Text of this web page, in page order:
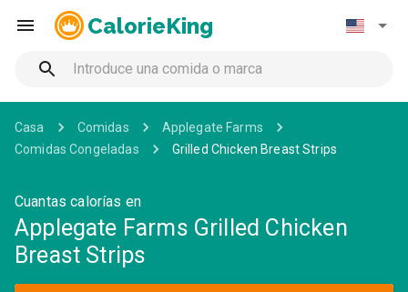
CalorieKing
Casa Comidas
Applegate Farms
Comidas Congeladas
Grilled Chicken Breast Strips
Cuantas calorías en
Applegate Farms Grilled Chicken
Breast Strips